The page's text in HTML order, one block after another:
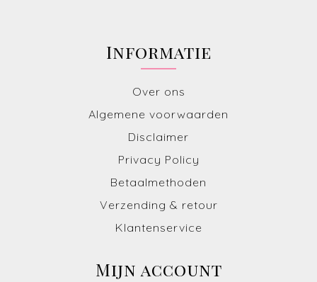
Informatie
Over ons
Algemene voorwaarden
Disclaimer
Privacy Policy
Betaalmethoden
Verzending & retour
Klantenservice
Mijn account